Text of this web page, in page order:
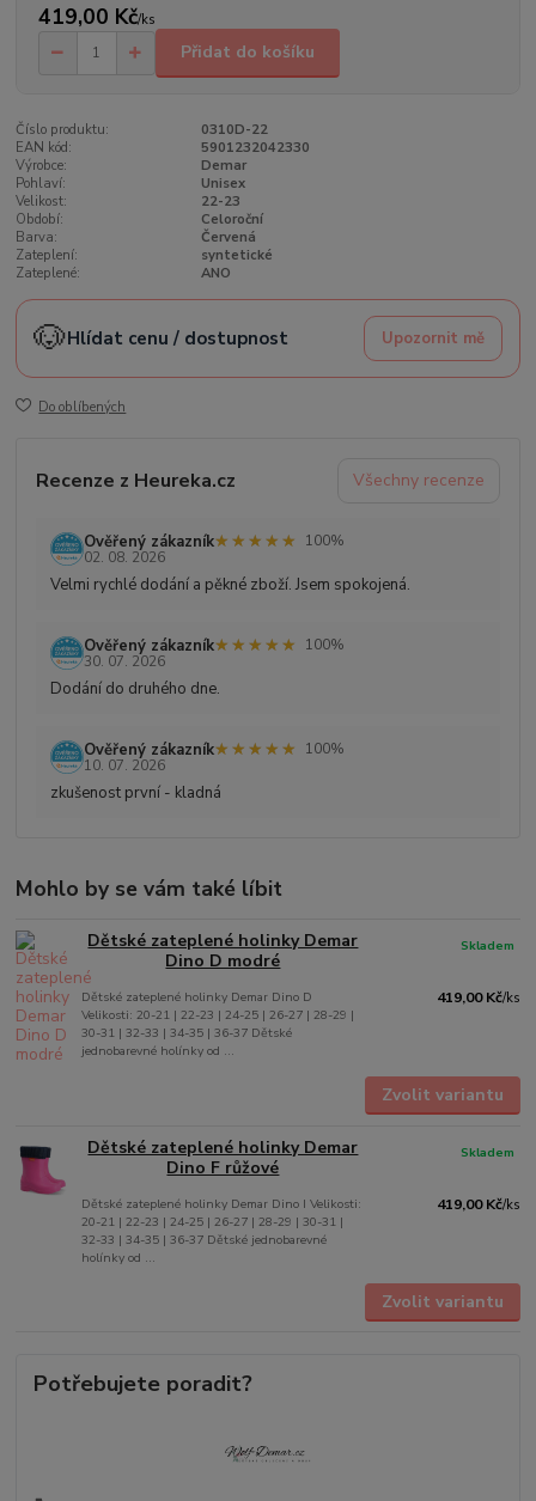
419,00 Kč/ks
Přidat do košíku
Číslo produktu:
0310D-22
EAN kód:
5901232042330
Výrobce:
Demar
Pohlaví:
Unisex
Velikost:
22-23
Období:
Celoroční
Barva:
Červená
Zateplení:
syntetické
Zateplené:
ANO
🐶Hlídat cenu / dostupnost Upozornit mě
Do oblíbených
Recenze z Heureka.cz Všechny recenze
Ověřený zákazník★★★★★
★★★★★
100%
02. 08. 2026
Velmi rychlé dodání a pěkné zboží. Jsem spokojená.
Ověřený zákazník★★★★★
★★★★★
100%
30. 07. 2026
Dodání do druhého dne.
Ověřený zákazník★★★★★
★★★★★
100%
10. 07. 2026
zkušenost první - kladná
Mohlo by se vám také líbit
Dětské zateplené holinky Demar
Dino D modré
Dětské zateplené holinky Demar Dino D
Velikosti: 20-21 | 22-23 | 24-25 | 26-27 | 28-29 |
30-31 | 32-33 | 34-35 | 36-37 Dětské
jednobarevné holínky od ...
419,00 Kč/ks
Skladem
Zvolit variantu
Dětské zateplené holinky Demar
Dino F růžové
Dětské zateplené holinky Demar Dino I Velikosti:
20-21 | 22-23 | 24-25 | 26-27 | 28-29 | 30-31 |
32-33 | 34-35 | 36-37 Dětské jednobarevné
holínky od ...
419,00 Kč/ks
Skladem
Zvolit variantu
Potřebujete poradit?